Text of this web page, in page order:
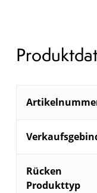
Rücken
Produkttyp